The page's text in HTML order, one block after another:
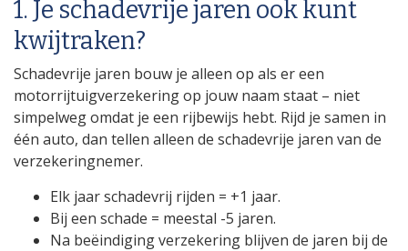
1. Je schadevrije jaren ook kunt
kwijtraken?
Schadevrije jaren bouw je alleen op als er een
motorrijtuigverzekering op jouw naam staat – niet
simpelweg omdat je een rijbewijs hebt. Rijd je samen in
één auto, dan tellen alleen de schadevrije jaren van de
verzekeringnemer.
Elk jaar schadevrij rijden = +1 jaar.
Bij een schade = meestal -5 jaren.
Na beëindiging verzekering blijven de jaren bij de